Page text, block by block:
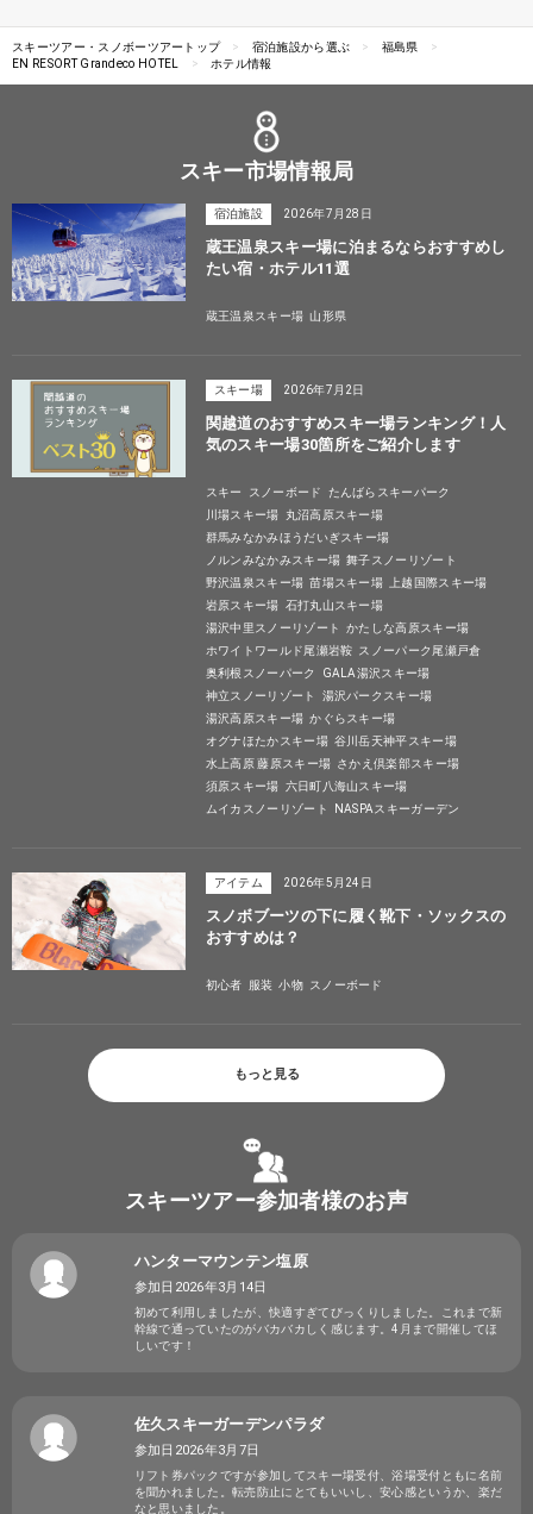
スキーツアー・スノボーツアートップ 宿泊施設から選ぶ
福島県
EN RESORT Grandeco HOTEL
ホテル情報
スキー市場情報局
宿泊施設 2026年7月28日
蔵王温泉スキー場に泊まるならおすすめし
たい宿・ホテル11選
蔵王温泉スキー場 山形県
スキー場 2026年7月2日
関越道のおすすめスキー場ランキング！人
気のスキー場30箇所をご紹介します
スキー スノーボード
たんばらスキーパーク
川場スキー場
丸沼高原スキー場
群馬みなかみほうだいぎスキー場
ノルンみなかみスキー場 舞子スノーリゾート
野沢温泉スキー場 苗場スキー場
上越国際スキー場
岩原スキー場 石打丸山スキー場
湯沢中里スノーリゾート
かたしな高原スキー場
ホワイトワールド尾瀬岩鞍 スノーパーク尾瀬戸倉
奥利根スノーパーク
GALA湯沢スキー場
神立スノーリゾート
湯沢パークスキー場
湯沢高原スキー場 かぐらスキー場
オグナほたかスキー場 谷川岳天神平スキー場
水上高原 藤原スキー場 さかえ倶楽部スキー場
須原スキー場 六日町八海山スキー場
ムイカスノーリゾート
NASPAスキーガーデン
アイテム 2026年5月24日
スノボブーツの下に履く靴下・ソックスの
おすすめは？
初心者 服装 小物 スノーボード
もっと見る
スキーツアー参加者様のお声
ハンターマウンテン塩原
参加日2026年3月14日
初めて利用しましたが、快適すぎてびっくりしました。これまで新
幹線で通っていたのがバカバカしく感じます。4月まで開催してほ
しいです！
佐久スキーガーデンパラダ
参加日2026年3月7日
リフト券パックですが参加してスキー場受付、浴場受付ともに名前
を聞かれました。転売防止にとてもいいし、安心感というか、楽だ
なと思いました。